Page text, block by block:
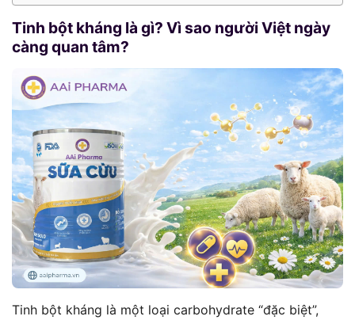
Tinh bột kháng là gì? Vì sao người Việt ngày
càng quan tâm?
Tinh bột kháng là một loại carbohydrate “đặc biệt”,